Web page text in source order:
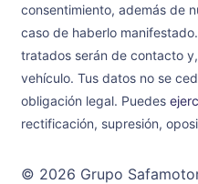
consentimiento, además de
caso de haberlo
tratados serán de contacto
vehículo. Tus datos no se
obligación legal. Puedes
rectificación, supresión,
© 2026 Grupo